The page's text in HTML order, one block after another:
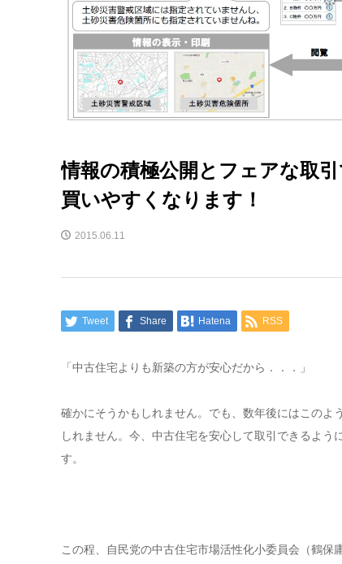
情報の積極公開とフェアな取
買いやすくなります！
2015.06.11
Tweet Share Hatena RSS
「中古住宅よりも新築の方が安心だから．．．」
確かにそうかもしれません。でも、数年後にはこのよ
しれません。今、中古住宅を安心して取引できるよう
す。
この程、自民党の中古住宅市場活性化小委員会（鶴保